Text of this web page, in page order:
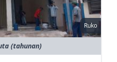
Ruko
(tahunan)